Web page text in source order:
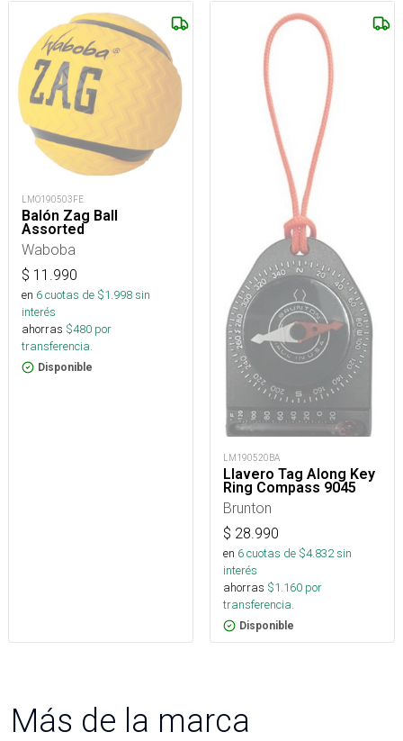
LMO190503FE
Balón Zag Ball
Assorted
Waboba
$ 11.990
en 6cuotas de $1.998sin
interés
ahorras $480 por
transferencia.
Disponible
LM190520BA
Llavero Tag Along Key
Ring Compass 9045
Brunton
$ 28.990
en 6cuotas de $4.832sin
interés
ahorras $1.160 por
transferencia.
Disponible
Más de la marca